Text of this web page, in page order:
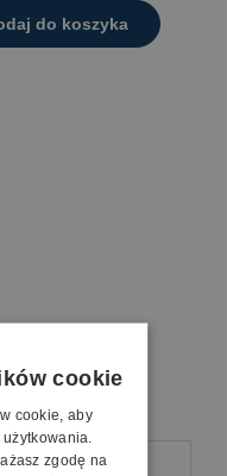
do koszyka
cookie
cookie, aby
zgodę na